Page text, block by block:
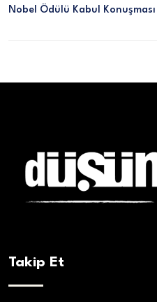
Nobel Ödülü Kabul Konuşması
Takip Et